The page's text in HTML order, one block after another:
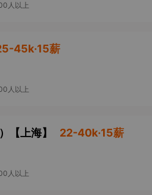
人以上
45k·15薪
人以上
【 上海】 22-40k·15薪
人以上